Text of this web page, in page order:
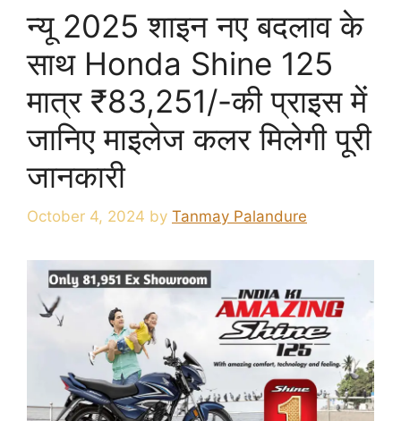
न्यू 2025 शाइन नए बदलाव के
साथ Honda Shine 125
मात्र ₹83,251/-की प्राइस में
जानिए माइलेज कलर मिलेगी पूरी
जानकारी
October 4, 2024 by Tanmay Palandure